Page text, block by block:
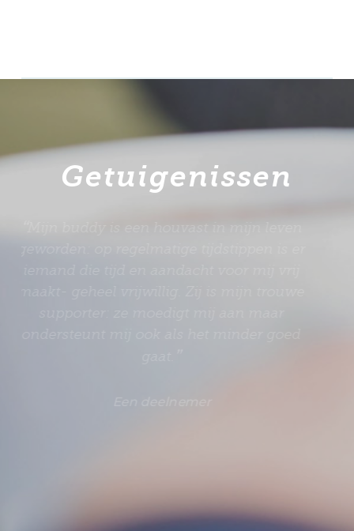
Getuigenissen
Mijn buddy is een houvast in mijn leven